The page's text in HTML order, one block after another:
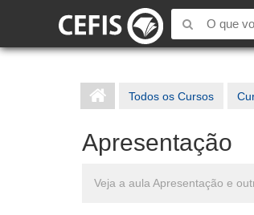
Todos os Cursos
Apresentação
Veja a aula Apresentação e